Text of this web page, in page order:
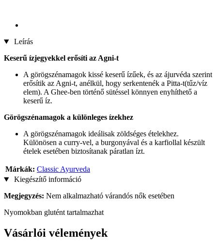
Leírás
Keserű ízjegyekkel erősíti az Agni-t
A görögszénamagok kissé keserű ízűek, és az ájurvéda szerint
erősítik az Agni-t, anélkül, hogy serkentenék a Pitta-t(tűz/víz
elem). A Ghee-ben történő sütéssel könnyen enyhíthető a
keserű íz.
Görögszénamagok a különleges ízekhez
A görögszénamagok ideálisak zöldséges ételekhez.
Különösen a curry-vel, a burgonyával és a karfiollal készült
ételek esetében biztosítanak páratlan ízt.
Márkák: Classic Ayurveda
Kiegészítő információ
Megjegyzés: Nem alkalmazható várandós nők esetében
Nyomokban glutént tartalmazhat
Vásárlói vélemények